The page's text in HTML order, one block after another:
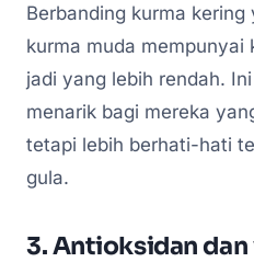
Berbanding kurma
kurma muda mempunyai
jadi yang lebih rendah.
menarik bagi mereka
tetapi lebih berhati-hati
gula.
3. Antioksidan